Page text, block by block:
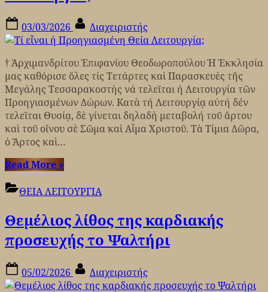
ΛΕΙΤΟΥΡΓΙΑ
Posted
on
03/03/2026 By
Διαχειριστής
† Ἀρχιμανδρίτου Ἐπιφανίου Θεοδωροπούλου Ἡ Ἐκκλησία
μας καθόρισε ὅλες τίς Τετάρτες καὶ Παρασκευὲς τῆς
Μεγάλης Τεσσαρακοστὴς νά τελεῖται ἡ Λειτουργία τῶν
Προηγιασμένων Δώρων. Κατὰ τή Λειτουργίᾳ αὐτή δέν
τελεῖται Θυσίᾳ, δὲ γίνεται δηλαδὴ μεταβολή τοῦ ἄρτου
καὶ τοῦ οἴνου σὲ Σῶμα καὶ Αἷμα Χριστοῦ. Τὰ Τίμια Δῶρα,
ὁ Ἄρτος καὶ…
Read More“Τί
ἡ
Θεία
Λειτουργία;”
»
ΘΕΙΑ ΛΕΙΤΟΥΡΓΙΑ
Θεμέλιος λίθος της καρδιακής
προσευχής το Ψαλτήρι
Posted
on
05/02/2026 By
Διαχειριστής